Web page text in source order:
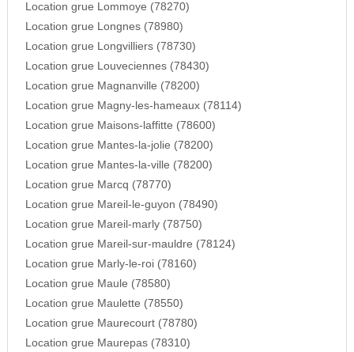
Location grue Lommoye (78270)
Location grue Longnes (78980)
Location grue Longvilliers (78730)
Location grue Louveciennes (78430)
Location grue Magnanville (78200)
Location grue Magny-les-hameaux (78114)
Location grue Maisons-laffitte (78600)
Location grue Mantes-la-jolie (78200)
Location grue Mantes-la-ville (78200)
Location grue Marcq (78770)
Location grue Mareil-le-guyon (78490)
Location grue Mareil-marly (78750)
Location grue Mareil-sur-mauldre (78124)
Location grue Marly-le-roi (78160)
Location grue Maule (78580)
Location grue Maulette (78550)
Location grue Maurecourt (78780)
Location grue Maurepas (78310)